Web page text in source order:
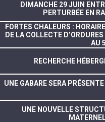
DIMANCHE 29 JUIN
PERTURBÉE EN
FORTES CHALEURS :
DE LA COLLECTE
AU
RECHERCHE
UNE GABARE SERA
UNE NOUVELLE